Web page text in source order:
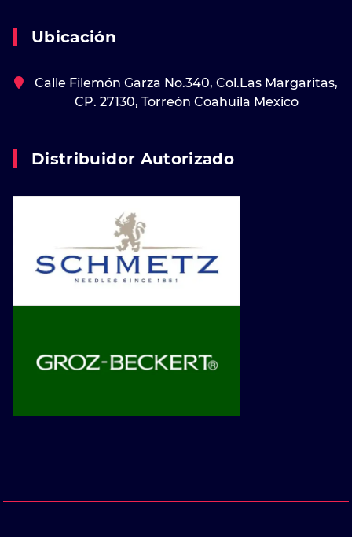
Ubicación
Calle Filemón Garza No.340, Col.Las Margaritas,
CP. 27130, Torreón Coahuila Mexico
Distribuidor Autorizado